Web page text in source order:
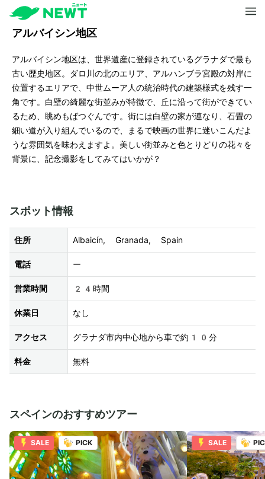
アルバイシン地区
アルバイシン地区は、世界遺産に登録されているグラナダで最も
古い歴史地区。ダロ川の北のエリア、アルハンブラ宮殿の対岸に
位置するエリアで、中世ムーア人の統治時代の建築様式を残す一
角です。白壁の綺麗な街並みが特徴で、丘に沿って街ができてい
るため、眺めもばつぐんです。街には白壁の家が連なり、石畳の
細い道が入り組んでいるので、まるで映画の世界に迷いこんだよ
うな雰囲気を味わえますよ。美しい街並みと色とりどりの花々を
背景に、記念撮影をしてみてはいかが？
スポット情報
住所 Albaicín, Granada, Spain
電話 ー
営業時間 24時間
休業日 なし
アクセス グラナダ市内中心地から車で約10分
料金 無料
スペインのおすすめツアー
SALE PICK SALE